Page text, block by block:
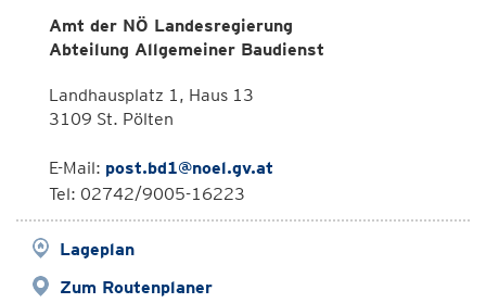
Amt der NÖ Landesregierung
Abteilung Allgemeiner Baudienst
Landhausplatz 1, Haus 13
3109 St. Pölten
E-Mail: post.bd1@noel.gv.at
Tel: 02742/9005-16223
Lageplan
Zum Routenplaner